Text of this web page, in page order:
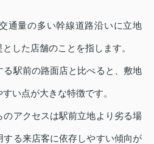
通量の多い幹線道路沿いに立地
した店舗のことを指します。
駅前の路面店と比べると、敷地
い点が大きな特徴です。
アクセスは駅前立地より劣る場
る来店客に依存しやすい傾向が